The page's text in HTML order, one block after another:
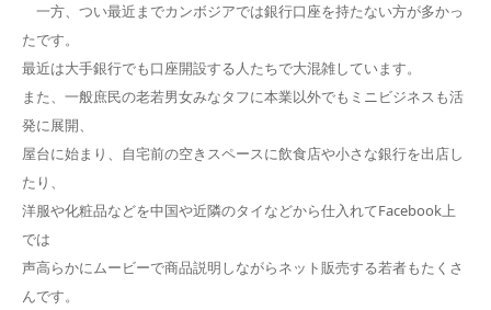
一方、つい最近までカンボジアでは銀行口座を持たない方が多かっ
たです。
最近は大手銀行でも口座開設する人たちで大混雑しています。
また、一般庶民の老若男女みなタフに本業以外でもミニビジネスも活
発に展開、
屋台に始まり、自宅前の空きスペースに飲食店や小さな銀行を出店し
たり、
洋服や化粧品などを中国や近隣のタイなどから仕入れてFacebook上
では
声高らかにムービーで商品説明しながらネット販売する若者もたくさ
んです。